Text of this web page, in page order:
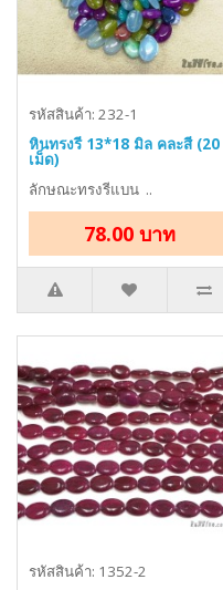
รหัสสินค้า: 232-1
หินทรงรี 13*18 มิล คละสี (20
เม็ด)
ลักษณะทรงรีแบน ..
78.00 บาท
รหัสสินค้า: 1352-2